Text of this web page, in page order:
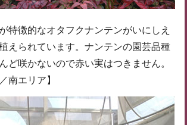
特徴的なオタフクナンテンがいにしえ
えられています。ナンテンの園芸品種
ど咲かないので赤い実はつきません。
南エリア】